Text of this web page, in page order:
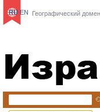
Географический домен
RU EN